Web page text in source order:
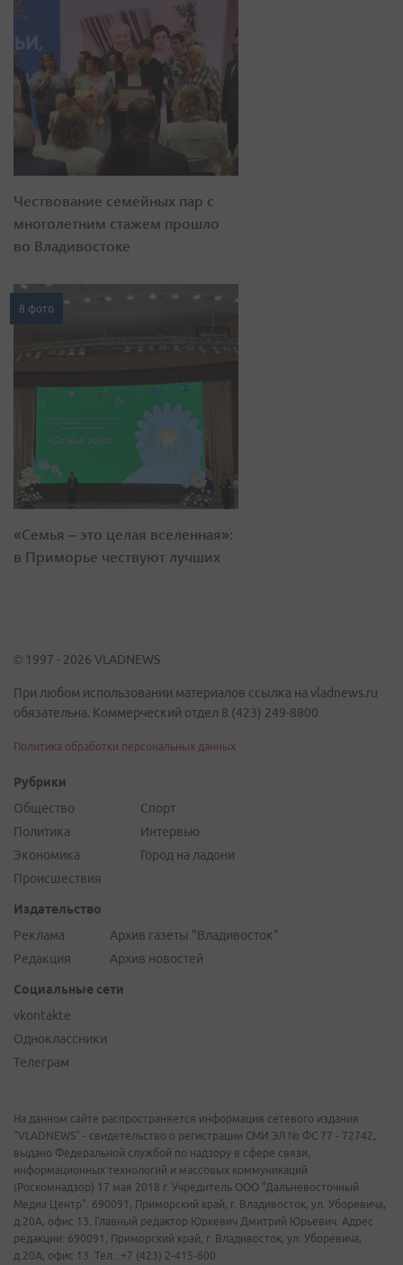
Чествование семейных пар с
многолетним стажем прошло
во Владивостоке
8 фото
«Семья – это целая вселенная»:
в Приморье чествуют лучших
© 1997 - 2026 VLADNEWS
При любом использовании материалов ссылка на vladnews.ru
обязательна. Коммерческий отдел 8 (423) 249-8800
Политика обработки персональных данных
Рубрики
Общество
Политика
Экономика
Происшествия
Спорт
Интервью
Город на ладони
Издательство
Реклама
Редакция
Архив газеты "Владивосток"
Архив новостей
Социальные сети
vkontakte
Одноклассники
Телеграм
На данном сайте распространяется информация сетевого издания
"VLADNEWS" - свидетельство о регистрации СМИ ЭЛ № ФС 77 - 72742,
выдано Федеральной службой по надзору в сфере связи,
информационных технологий и массовых коммуникаций
(Роскомнадзор) 17 мая 2018 г. Учредитель ООО "Дальневосточный
Медиа Центр". 690091, Приморский край, г. Владивосток, ул. Уборевича,
д.20А, офис 13. Главный редактор Юркевич Дмитрий Юрьевич. Адрес
редакции: 690091, Приморский край, г. Владивосток, ул. Уборевича,
д.20А, офис 13. Тел.: +7 (423) 2-415-600.